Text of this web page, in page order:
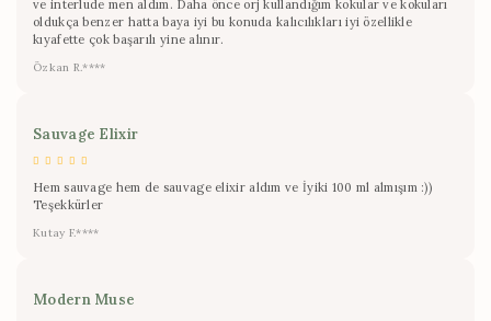
ve interlude men aldım. Daha önce orj kullandığım kokular ve kokuları
oldukça benzer hatta baya iyi bu konuda kalıcılıkları iyi özellikle
kıyafette çok başarılı yine alınır.
Özkan R.****
Sauvage Elixir
Hem sauvage hem de sauvage elixir aldım ve İyiki 100 ml almışım :))
Teşekkürler
Kutay F.****
Modern Muse